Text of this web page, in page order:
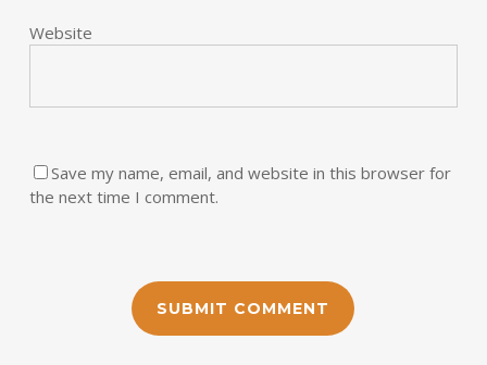
Website
Save my name, email, and website in this browser for
the next time I comment.